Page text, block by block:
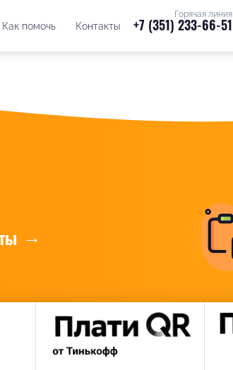
Как помочь Контакты
Горячая линия
+7 (351) 233-66-51